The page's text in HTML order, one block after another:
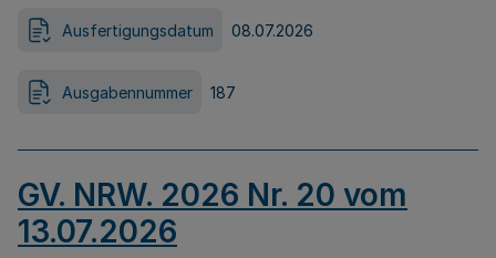
Ausfertigungsdatum 08.07.2026
Ausgabennummer 187
GV. NRW. 2026 Nr. 20 vom
13.07.2026